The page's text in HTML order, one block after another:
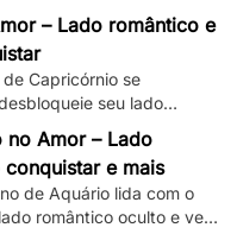
lado romântico.
– Lado romântico e
Capricórnio se
seu lado
de como conquistar um
no Amor – Lado
e mais
de Aquário lida com o
romântico oculto e veja